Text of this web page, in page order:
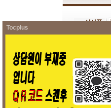
Tocplus